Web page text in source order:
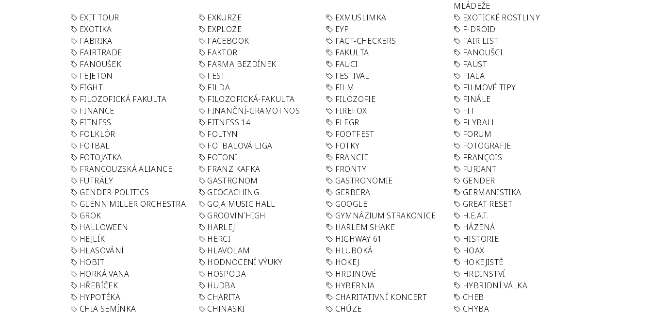
MLÁDEŽE
EXIT TOUR
EXKURZE EXMUSLIMKA
EXOTICKÉ ROSTLINY
EXOTIKA
EXPLOZE EYP
F-DROID
FABRIKA
FACEBOOK FACT-CHECKERS
FAIR LIST
FAIRTRADE
FAKTOR FAKULTA
FANOUŠCI
FANOUŠEK
FARMA BEZDÍNEK FAUCI
FAUST
FEJETON
FEST FESTIVAL
FIALA
FIGHT
FILDA FILM
FILMOVÉ TIPY
FILOZOFICKÁ FAKULTA
FILOZOFICKÁ-FAKULTA FILOZOFIE
FINÁLE
FINANCE
FINANČNÍ-GRAMOTNOST FIREFOX
FIT
FITNESS
FITNESS 14 FLEGR
FLYBALL
FOLKLÓR
FOLTYN FOOTFEST
FORUM
FOTBAL
FOTBALOVÁ LIGA FOTKY
FOTOGRAFIE
FOTOJATKA
FOTONI FRANCIE
FRANÇOIS
FRANCOUZSKÁ ALIANCE
FRANZ KAFKA FRONTY
FURIANT
FUTRÁLY
GASTRONOM GASTRONOMIE
GENDER
GENDER-POLITICS
GEOCACHING GERBERA
GERMANISTIKA
GLENN MILLER ORCHESTRA
GOJA MUSIC HALL GOOGLE
GREAT RESET
GROK
GROOVIN´HIGH GYMNÁZIUM STRAKONICE
H.E.A.T.
HALLOWEEN
HARLEJ HARLEM SHAKE
HÁZENÁ
HEJLÍK
HERCI HIGHWAY 61
HISTORIE
HLASOVÁNÍ
HLAVOLAM HLUBOKÁ
HOAX
HOBIT
HODNOCENÍ VÝUKY HOKEJ
HOKEJISTÉ
HORKÁ VANA
HOSPODA HRDINOVÉ
HRDINSTVÍ
HŘEBÍČEK
HUDBA HYBERNIA
HYBRIDNÍ VÁLKA
HYPOTÉKA
CHARITA CHARITATIVNÍ KONCERT
CHEB
CHIA SEMÍNKA
CHINASKI CHŮZE
CHYBA